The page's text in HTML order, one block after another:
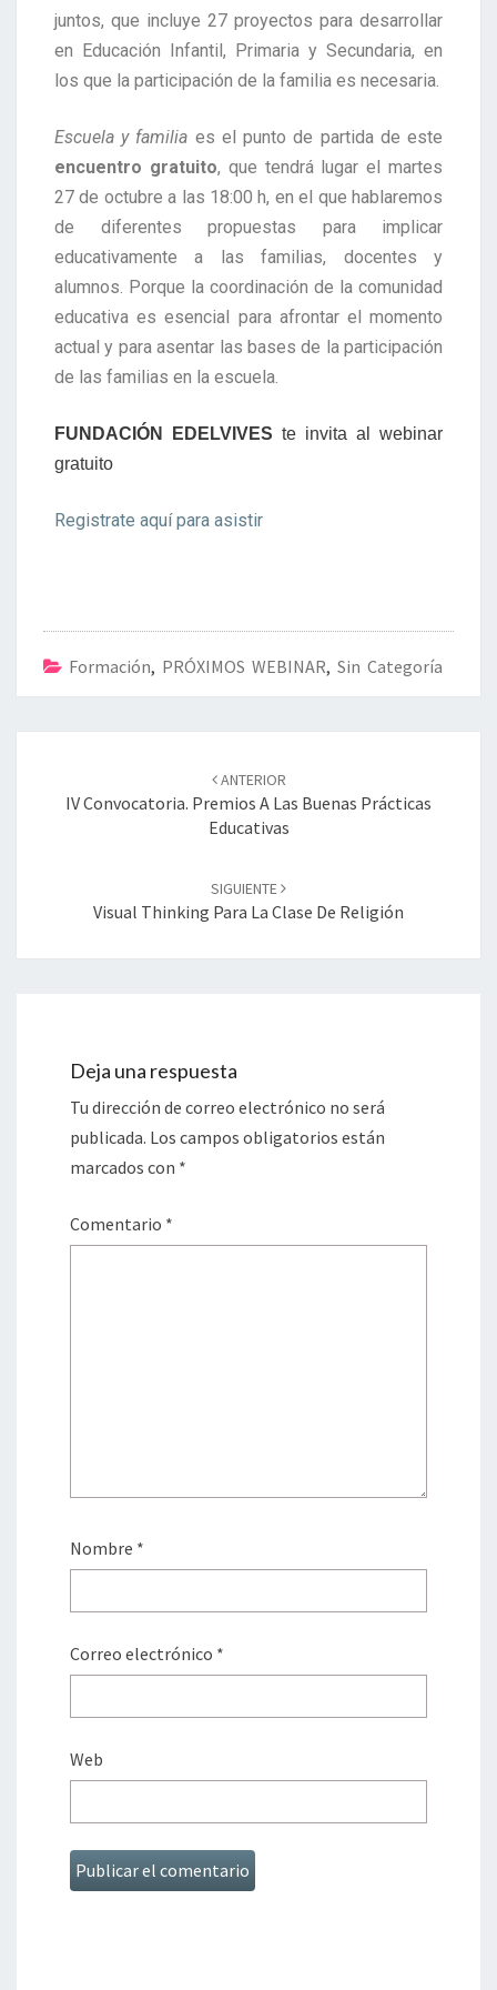
juntos, que incluye 27 proyectos para desarrollar
en Educación Infantil, Primaria y Secundaria, en
los que la participación de la familia es necesaria.
Escuela y familia es el punto de partida de este
encuentro gratuito, que tendrá lugar el martes
27 de octubre a las 18:00 h, en el que hablaremos
de diferentes propuestas para implicar
educativamente a las familias, docentes y
alumnos. Porque la coordinación de la comunidad
educativa es esencial para afrontar el momento
actual y para asentar las bases de la participación
de las familias en la escuela.
FUNDACIÓN EDELVIVES te invita al webinar
gratuito
Registrate aquí para asistir
Formación, PRÓXIMOS WEBINAR, Sin Categoría
ANTERIOR
IV Convocatoria. Premios A Las Buenas Prácticas
Educativas
SIGUIENTE
Visual Thinking Para La Clase De Religión
Deja una respuesta
Tu dirección de correo electrónico no será
publicada. Los campos obligatorios están
marcados con *
Comentario *
Nombre *
Correo electrónico *
Web